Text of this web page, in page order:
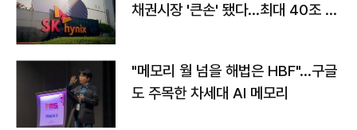
채권시장 '큰손' 됐다…최대 40조 투
"메모리 월 넘을 해법은 HBF"…구글
도 주목한 차세대 AI 메모리